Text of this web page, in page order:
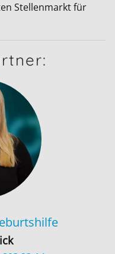
Stellenmarkt für